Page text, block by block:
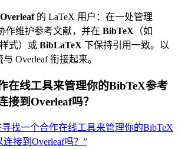
Overleaf的 LaTeX 用户：在一处管理
作维护参考文献，并在 BibTeX （如
样式）或 BibLaTeX 下保持引用一致。以
Overleaf 衔接起来。
在线工具来管理你的BibTeX参考
接到Overleaf吗？
寻找一个合作在线工具来管理你的BibTeX
接到Overleaf吗？”